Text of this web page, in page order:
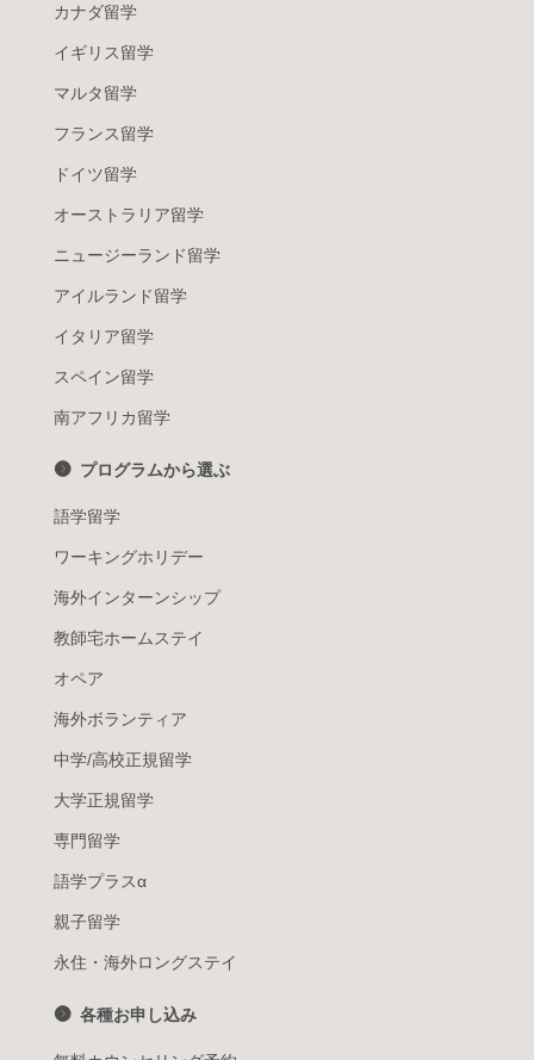
カナダ留学
イギリス留学
マルタ留学
フランス留学
ドイツ留学
オーストラリア留学
ニュージーランド留学
アイルランド留学
イタリア留学
スペイン留学
南アフリカ留学
プログラムから選ぶ
語学留学
ワーキングホリデー
海外インターンシップ
教師宅ホームステイ
オペア
海外ボランティア
中学/高校正規留学
大学正規留学
専門留学
語学プラスα
親子留学
永住・海外ロングステイ
各種お申し込み